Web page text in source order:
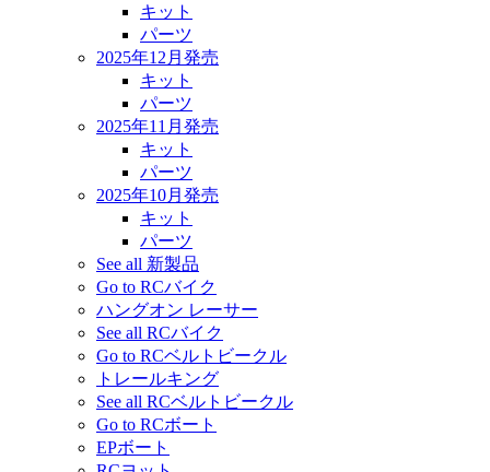
キット
パーツ
2025年12月発売
キット
パーツ
2025年11月発売
キット
パーツ
2025年10月発売
キット
パーツ
See all 新製品
Go to RCバイク
ハングオン レーサー
See all RCバイク
Go to RCベルトビークル
トレールキング
See all RCベルトビークル
Go to RCボート
EPボート